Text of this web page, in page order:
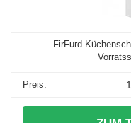
FirFurd